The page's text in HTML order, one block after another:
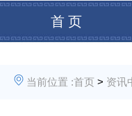
首 页
当前位置 :首页 > 资讯